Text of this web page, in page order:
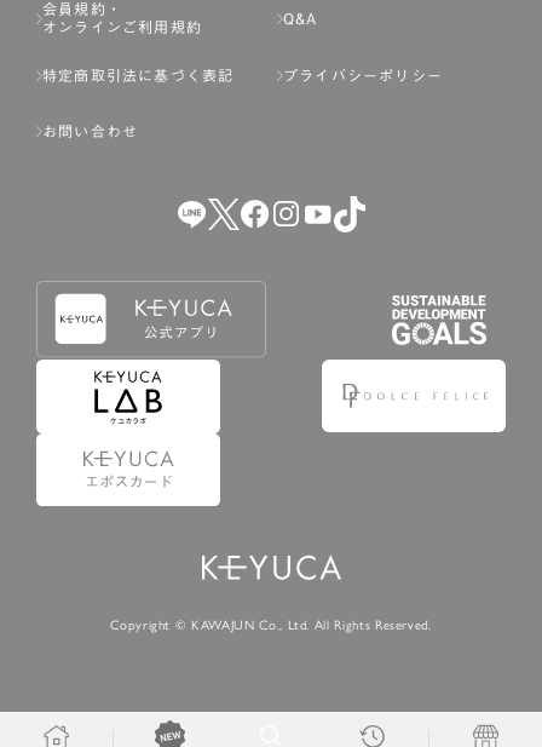
会員規約・
オンラインご利用規約
Q&A
特定商取引法に基づく表記 プライバシーポリシー
お問い合わせ
Copyright © KAWAJUN Co., Ltd. All Rights Reserved.